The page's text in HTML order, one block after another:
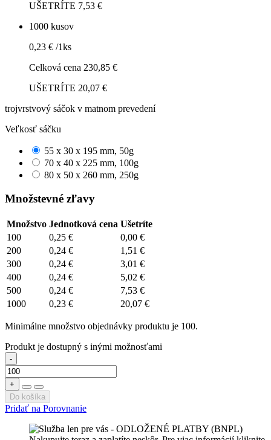
UŠETRÍTE 7,53 €
1000 kusov
0,23 € /1ks
Celková cena 230,85 €
UŠETRÍTE 20,07 €
trojvrstvový sáčok v matnom prevedení
Veľkosť sáčku
55 x 30 x 195 mm, 50g
70 x 40 x 225 mm, 100g
80 x 50 x 260 mm, 250g
Množstevné zľavy
Množstvo Jednotková cena Ušetríte
100
0,25 €
0,00 €
200
0,24 €
1,51 €
300
0,24 €
3,01 €
400
0,24 €
5,02 €
500
0,24 €
7,53 €
1000
0,23 € 20,07 €
Minimálne množstvo objednávky produktu je 100.
Produkt je dostupný s inými možnosťami
-
+
Do košíka
Pridať na Porovnanie